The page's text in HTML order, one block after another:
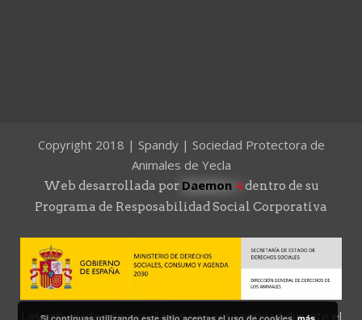
Copyright 2018 | Spandy | Sociedad Protectora de
Animales de Yecla
Web desarrollada por Daemon 4dentro de su
Programa de Resposabilidad Social Corporativa
Las actividades desarrolladas por esta entidad durante el